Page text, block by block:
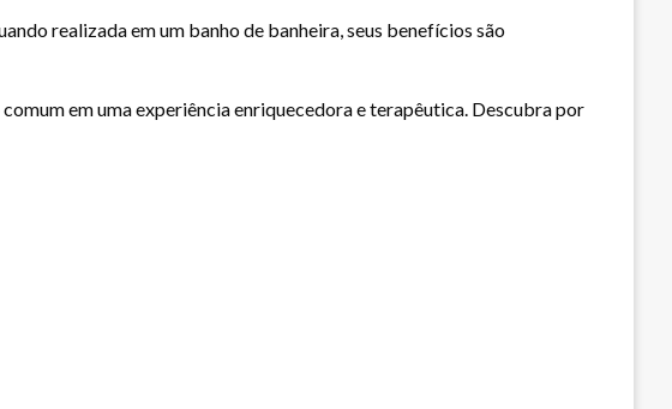
realizada em um banho de banheira, seus benefícios são
em uma experiência enriquecedora e terapêutica. Descubra por